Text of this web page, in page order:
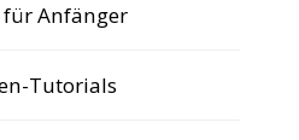
Anfänger
Tutorials